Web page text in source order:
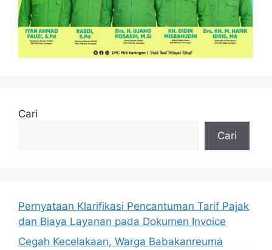
Cari
Cari
Pernyataan Klarifikasi Pencantuman Tarif Pajak
dan Biaya Layanan pada Dokumen Invoice
Cegah Kecelakaan, Warga Babakanreuma